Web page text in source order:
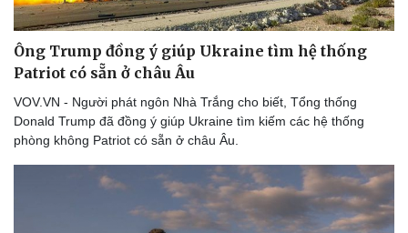
Ông Trump đồng ý giúp Ukraine tìm hệ thống
Patriot có sẵn ở châu Âu
VOV.VN - Người phát ngôn Nhà Trắng cho biết, Tổng thống
Donald Trump đã đồng ý giúp Ukraine tìm kiếm các hệ thống
phòng không Patriot có sẵn ở châu Âu.